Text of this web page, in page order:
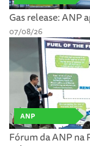
Gas release: ANP
07/08/26
ANP
Fórum da ANP na